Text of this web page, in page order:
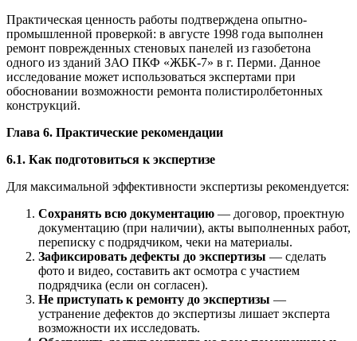
Практическая ценность работы подтверждена опытно-
промышленной проверкой: в августе 1998 года выполнен
ремонт поврежденных стеновых панелей из газобетона
одного из зданий ЗАО ПКФ «ЖБК-7» в г. Перми. Данное
исследование может использоваться экспертами при
обосновании возможности ремонта полистиролбетонных
конструкций.
Глава 6. Практические рекомендации
6.1. Как подготовиться к экспертизе
Для максимальной эффективности экспертизы рекомендуется:
Сохранять всю документацию — договор, проектную
документацию (при наличии), акты выполненных работ,
переписку с подрядчиком, чеки на материалы.
Зафиксировать дефекты до экспертизы — сделать
фото и видео, составить акт осмотра с участием
подрядчика (если он согласен).
Не приступать к ремонту до экспертизы —
устранение дефектов до экспертизы лишает эксперта
возможности их исследовать.